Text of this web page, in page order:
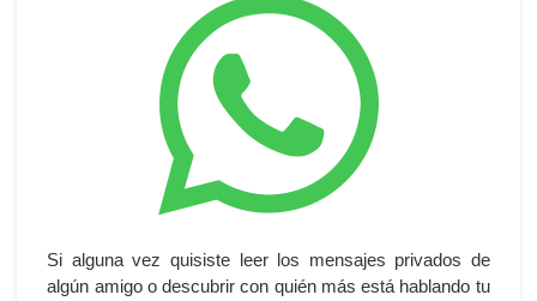
Si alguna vez quisiste leer los mensajes privados de
algún amigo o descubrir con quién más está hablando tu